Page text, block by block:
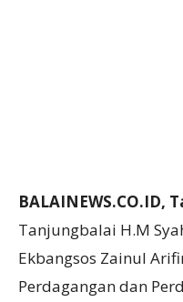
BALAINEWS.CO.ID,
Tanjungbalai H.M
Ekbangsos Zainul
Perdagangan dan